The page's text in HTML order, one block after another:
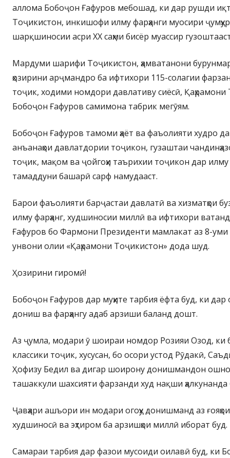
аллома Бобоҷон Ғафуров мебошад, ки дар рушди
Тоҷикистон, инкишофи илму фарҳанги муосири
шарқшиносии асри ХХ саҳми бисёр муассир
Мардуми шарифи Тоҷикистон, ҳамватанони
ҳозирини арҷмандро ба ифтихори 115-солагии
тоҷик, ходими номдори давлативу сиёсӣ,
Бобоҷон Ғафуров самимона табрик мегӯям.
Бобоҷон Ғафуров тамоми ҳаёт ва фаъолияти худро
анъанаҳои давлатдории тоҷикон, гузаштаи
тоҷик, мақом ва ҷойгоҳи таърихии тоҷикон дар илму
тамаддуни башарӣ сарф намудааст.
Барои фаъолияти барҷастаи давлатӣ ва хизматҳои
илму фарҳанг, худшиносии миллӣ ва ифтихори
Ғафуров бо Фармони Президенти мамлакат аз 8-уми
унвони олии «Қаҳрамони Тоҷикистон» дода шуд.
Ҳозирини гиромӣ!
Бобоҷон Ғафуров дар муҳите тарбия ёфта буд, ки дар
дониш ва фарҳангу адаб арзиши баланд дошт.
Аз ҷумла, модари ӯ шоираи номдор Розияи Озод, ки
классики тоҷик, хусусан, бо осори устод Рӯдакӣ,
Ҳофизу Бедил ва дигар шоирону донишмандон
ташаккули шахсияти фарзанди худ нақши ҳалкунанда
Ҷавҳари ашъори ин модари огоҳу донишманд аз
худшиносӣ ва эҳтиром ба арзишҳои миллӣ иборат буд.
Самараи тарбия дар фазои мусоиди оилавӣ буд, ки